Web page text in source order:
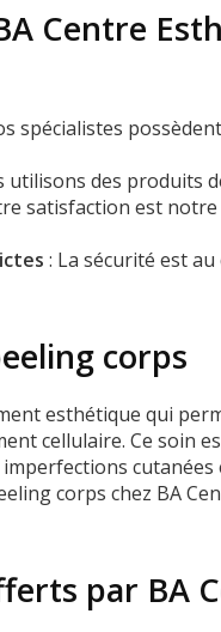
Centre
spécialistes
utilisons des produits
satisfaction est
: La sécurité est
corps
esthétique qui
cellulaire. Ce soin
corps chez BA
par BA